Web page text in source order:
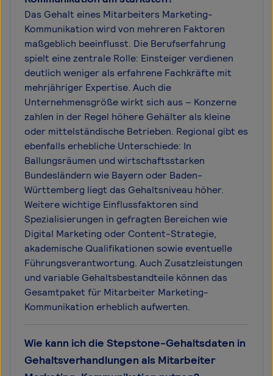
Das Gehalt eines Mitarbeiters Marketing-
Kommunikation wird von mehreren Faktoren
maßgeblich beeinflusst. Die Berufserfahrung
spielt eine zentrale Rolle: Einsteiger verdienen
deutlich weniger als erfahrene Fachkräfte mit
mehrjähriger Expertise. Auch die
Unternehmensgröße wirkt sich aus – Konzerne
zahlen in der Regel höhere Gehälter als kleine
oder mittelständische Betrieben. Regional gibt es
ebenfalls erhebliche Unterschiede: In
Ballungsräumen und wirtschaftsstarken
Bundesländern wie Bayern oder Baden-
Württemberg liegt das Gehaltsniveau höher.
Weitere wichtige Einflussfaktoren sind
Spezialisierungen in gefragten Bereichen wie
Digital Marketing oder Content-Strategie,
akademische Qualifikationen sowie eventuelle
Führungsverantwortung. Auch Zusatzleistungen
und variable Gehaltsbestandteile können das
Gesamtpaket für Mitarbeiter Marketing-
Kommunikation erheblich aufwerten.
Wie kann ich die Stepstone-Gehaltsdaten in
Gehaltsverhandlungen als Mitarbeiter